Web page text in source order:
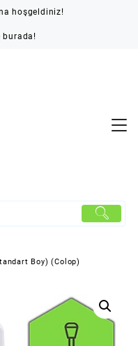
hoşgeldiniz!
burada!
Boy) (Colop)